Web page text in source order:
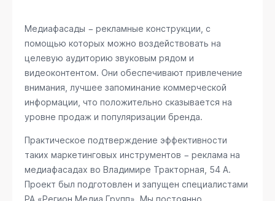
Медиафасады − рекламные конструкции, с
помощью которых можно воздействовать на
целевую аудиторию звуковым рядом и
видеоконтентом. Они обеспечивают привлечение
внимания, лучшее запоминание коммерческой
информации, что положительно сказывается на
уровне продаж и популяризации бренда.
Практическое подтверждение эффективности
таких маркетинговых инструментов − реклама на
медиафасадах во Владимире Тракторная, 54 А.
Проект был подготовлен и запущен специалистами
РА «Регион Медиа Групп». Мы постоянно